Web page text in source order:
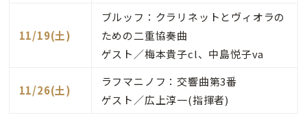
11/19(土)
ブルッフ：クラリネットとヴィオラの
ための二重協奏曲
ゲスト／梅本貴子cl、中島悦子va
11/26(土)
ラフマニノフ：交響曲第3番
ゲスト／広上淳一(指揮者)